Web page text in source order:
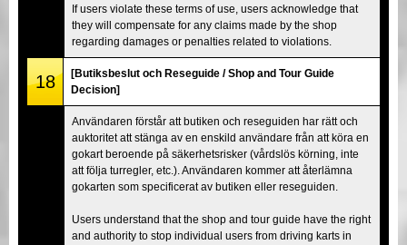
If users violate these terms of use, users acknowledge that
they will compensate for any claims made by the shop
regarding damages or penalties related to violations.
18
[Butiksbeslut och Reseguide / Shop and Tour Guide
Decision]
Användaren förstår att butiken och reseguiden har rätt och
auktoritet att stänga av en enskild användare från att köra en
gokart beroende på säkerhetsrisker (vårdslös körning, inte
att följa turregler, etc.). Användaren kommer att återlämna
gokarten som specificerat av butiken eller reseguiden.
Users understand that the shop and tour guide have the right
and authority to stop individual users from driving karts in